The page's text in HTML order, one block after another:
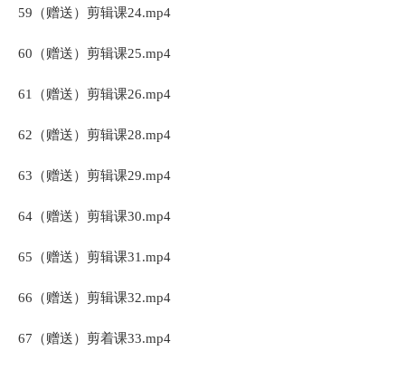
59（赠送）剪辑课24.mp4
60（赠送）剪辑课25.mp4
61（赠送）剪辑课26.mp4
62（赠送）剪辑课28.mp4
63（赠送）剪辑课29.mp4
64（赠送）剪辑课30.mp4
65（赠送）剪辑课31.mp4
66（赠送）剪辑课32.mp4
67（赠送）剪着课33.mp4